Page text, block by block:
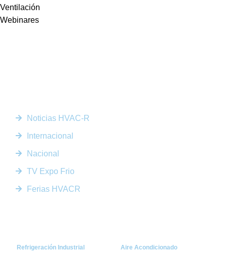
Ventilación
Webinares
Noticias HVAC-R
Internacional
Nacional
TV Expo Frio
Ferias HVACR
Refrigeración Industrial Aire Acondicionado